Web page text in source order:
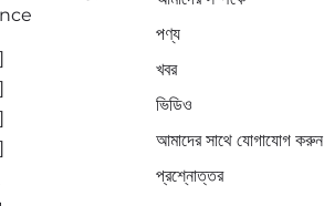
পণ্য
খবর
ভিডিও
আমাদের সাথে যোগাযোগ করুন
প্রশ্নোত্তর